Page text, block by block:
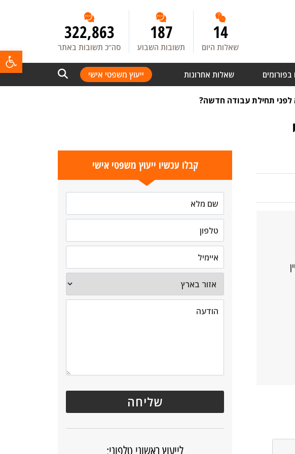
14
שאלות היום
187
תשובות השבוע
322,863
סה”כ תשובות באתר
בפורומים שאלות אחרונות ייעוץ משפטי אישי
תחילת עבודה חדשה?
קבלו עכשיו ייעוץ משפטי אישי
לייעוץ ראשוני טלפוני: